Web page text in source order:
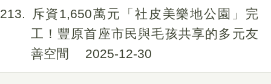
213
斥資1,650萬元「社皮美樂地公園」完
工！豐原首座市民與毛孩共享的多元友
善空間
2025-12-30